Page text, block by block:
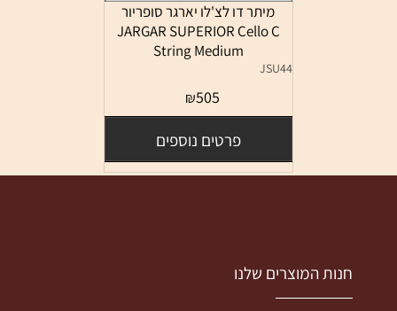
מיתר דו לצ'לו יארגר סופריור
JARGAR SUPERIOR Cello C
String Medium
JSU44
₪505
פרטים נוספים
חנות המוצרים שלנו